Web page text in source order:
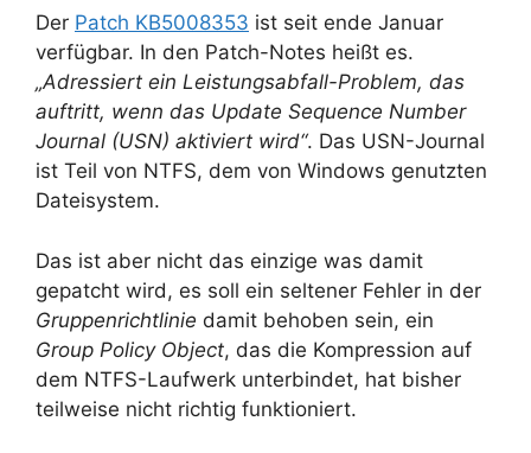
Der Patch KB5008353 ist seit ende Januar
verfügbar. In den Patch-Notes heißt es.
„Adressiert ein Leistungsabfall-Problem, das
auftritt, wenn das Update Sequence Number
Journal (USN) aktiviert wird“. Das USN-Journal
ist Teil von NTFS, dem von Windows genutzten
Dateisystem.
Das ist aber nicht das einzige was damit
gepatcht wird, es soll ein seltener Fehler in der
Gruppenrichtlinie damit behoben sein, ein
Group Policy Object, das die Kompression auf
dem NTFS-Laufwerk unterbindet, hat bisher
teilweise nicht richtig funktioniert.